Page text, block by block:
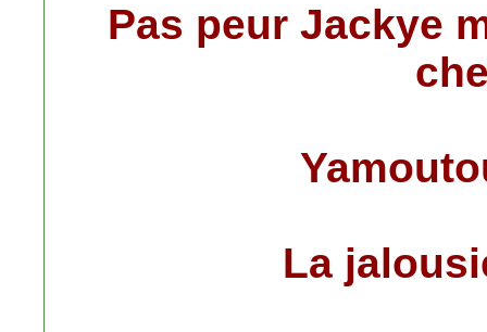
Pas peur Jackye
La